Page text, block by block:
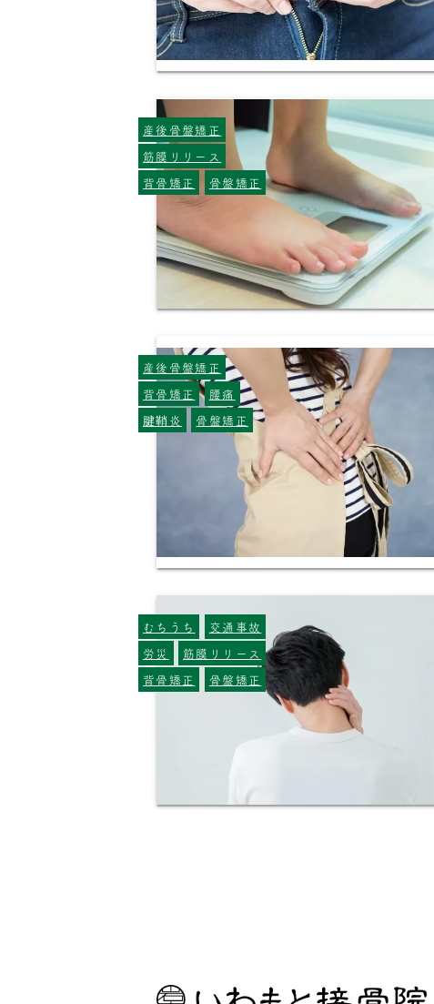
産後骨盤矯正
筋膜リリース
背骨矯正
骨盤矯正
産後骨盤矯正
背骨矯正
腰痛
腱鞘炎
骨盤矯正
むちうち
交通事故
労災
筋膜リリース
背骨矯正
骨盤矯正